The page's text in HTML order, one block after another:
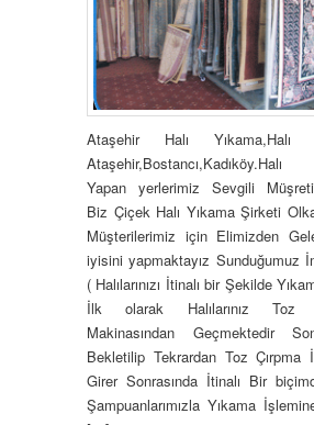
Ataşehir Halı Yıkama,Halı
Ataşehir,Bostancı,Kadıköy.Halı
Yapan yerlerimiz Sevgili
Biz Çiçek Halı Yıkama Şirketi
Müşterilerimiz için Elimizden
iyisini yapmaktayız Sunduğumuz
( Halılarınızı İtinalı bir Şekilde
İlk olarak Halılarınız Toz
Makinasından Geçmektedir
Bekletilip Tekrardan Toz Çırpma
Girer Sonrasında İtinalı Bir
Şampuanlarımızla Yıkama